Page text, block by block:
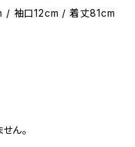
袖口12cm / 着丈81cm
ん。